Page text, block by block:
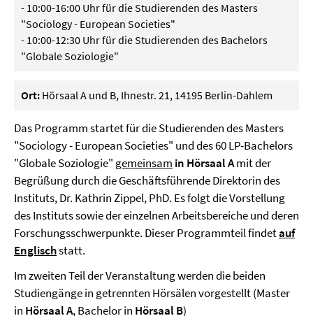
- 10:00-16:00 Uhr für die Studierenden des Masters
"Sociology - European Societies"
- 10:00-12:30 Uhr für die Studierenden des Bachelors
"Globale Soziologie"
Ort: Hörsaal A und B, Ihnestr. 21, 14195 Berlin-Dahlem
Das Programm startet für die Studierenden des Masters
"Sociology - European Societies" und des 60 LP-Bachelors
"Globale Soziologie" gemeinsam in Hörsaal Amit der
Begrüßung durch die Geschäftsführende Direktorin des
Instituts, Dr. Kathrin Zippel, PhD. Es folgt die Vorstellung
des Instituts sowie der einzelnen Arbeitsbereiche und deren
Forschungsschwerpunkte. Dieser Programmteil findetauf
Englischstatt.
Im zweiten Teil der Veranstaltung werden die beiden
Studiengänge in getrennten Hörsälen vorgestellt (Master
in Hörsaal A, Bachelor in Hörsaal B)